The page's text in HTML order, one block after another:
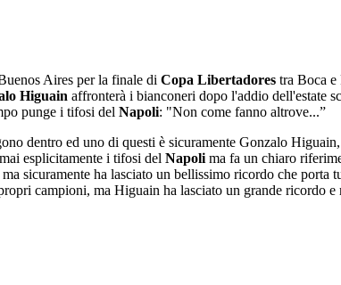
Aires per la finale di Copa Libertadores tra Boca
Higuain affronterà i bianconeri dopo l'addio dell'estate
punge i tifosi del Napoli: "Non come fanno altrove...”
dentro ed uno di questi è sicuramente Gonzalo
esplicitamente i tifosi del Napoli ma fa un chiaro
sicuramente ha lasciato un bellissimo ricordo che
campioni, ma Higuain ha lasciato un grande ricordo e